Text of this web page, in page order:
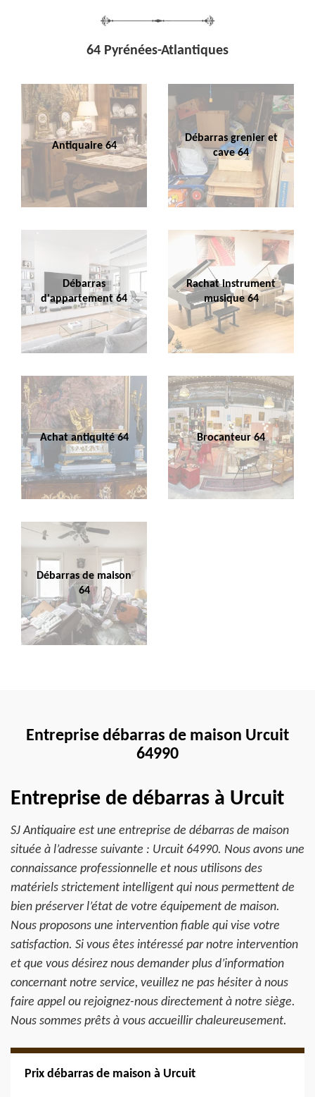
64 Pyrénées-Atlantiques
Antiquaire 64
Débarras grenier et
cave 64
Débarras
d'appartement 64
Rachat instrument
musique 64
Achat antiquité 64 Brocanteur 64
Débarras de maison
64
Entreprise débarras de maison Urcuit
64990
Entreprise de débarras à Urcuit
SJ Antiquaire est une entreprise de débarras de maison
située à l’adresse suivante : Urcuit 64990. Nous avons une
connaissance professionnelle et nous utilisons des
matériels strictement intelligent qui nous permettent de
bien préserver l’état de votre équipement de maison.
Nous proposons une intervention fiable qui vise votre
satisfaction. Si vous êtes intéressé par notre intervention
et que vous désirez nous demander plus d’information
concernant notre service, veuillez ne pas hésiter à nous
faire appel ou rejoignez-nous directement à notre siège.
Nous sommes prêts à vous accueillir chaleureusement.
Prix débarras de maison à Urcuit